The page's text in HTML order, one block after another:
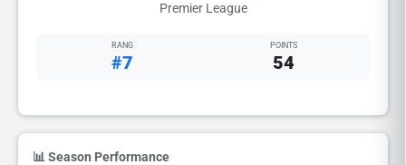
Premier League
RANG
#7
POINTS
54
📊 Season Performance